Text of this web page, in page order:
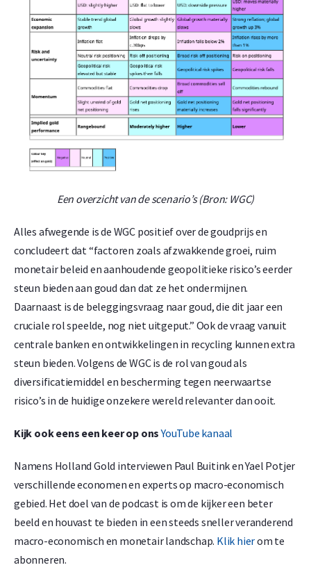
Een overzicht van de scenario’s (Bron: WGC)
Alles afwegende is de WGC positief over de goudprijs en
concludeert dat “factoren zoals afzwakkende groei, ruim
monetair beleid en aanhoudende geopolitieke risico’s eerder
steun bieden aan goud dan dat ze het ondermijnen.
Daarnaast is de beleggingsvraag naar goud, die dit jaar een
cruciale rol speelde, nog niet uitgeput.” Ook de vraag vanuit
centrale banken en ontwikkelingen in recycling kunnen extra
steun bieden. Volgens de WGC is de rol van goud als
diversificatiemiddel en bescherming tegen neerwaartse
risico’s in de huidige onzekere wereld relevanter dan ooit.
Kijk ook eens een keer op ons YouTube kanaal
Namens Holland Gold interviewen Paul Buitink en Yael Potjer
verschillende economen en experts op macro-economisch
gebied. Het doel van de podcast is om de kijker een beter
beeld en houvast te bieden in een steeds sneller veranderend
macro-economisch en monetair landschap. Klik hierom te
abonneren.